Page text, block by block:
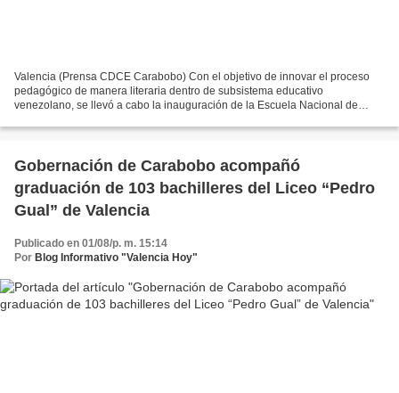
Valencia (Prensa CDCE Carabobo) Con el objetivo de innovar el proceso
pedagógico de manera literaria dentro de subsistema educativo
venezolano, se llevó a cabo la inauguración de la Escuela Nacional de
Gobernación de Carabobo acompañó
graduación de 103 bachilleres del Liceo “Pedro
Gual” de Valencia
Publicado en 01/08/p. m. 15:14
Por Blog Informativo "Valencia Hoy"